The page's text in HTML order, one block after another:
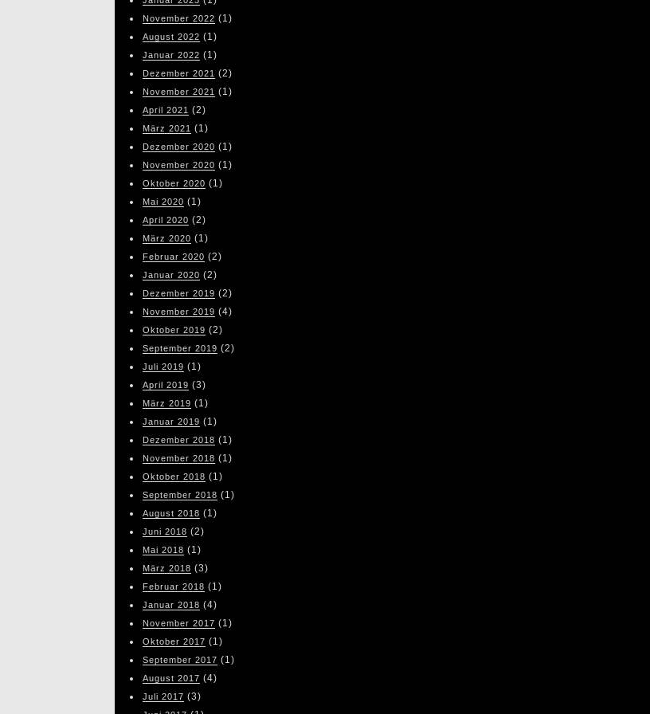
November 2022 (1)
August 2022 (1)
Januar 2022 (1)
Dezember 2021 (2)
November 2021 (1)
April 2021 (2)
März 2021 (1)
Dezember 2020 (1)
November 2020 (1)
Oktober 2020 (1)
Mai 2020 (1)
April 2020 (2)
März 2020 (1)
Februar 2020 (2)
Januar 2020 (2)
Dezember 2019 (2)
November 2019 (4)
Oktober 2019 (2)
September 2019 (2)
Juli 2019 (1)
April 2019 (3)
März 2019 (1)
Januar 2019 (1)
Dezember 2018 (1)
November 2018 (1)
Oktober 2018 (1)
September 2018 (1)
August 2018 (1)
Juni 2018 (2)
Mai 2018 (1)
März 2018 (3)
Februar 2018 (1)
Januar 2018 (4)
November 2017 (1)
Oktober 2017 (1)
September 2017 (1)
August 2017 (4)
Juli 2017 (3)